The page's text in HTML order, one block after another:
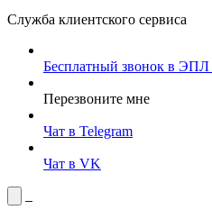
Служба клиентского сервиса
Бесплатный звонок в ЭПЛ
Перезвоните мне
Чат в Telegram
Чат в VK